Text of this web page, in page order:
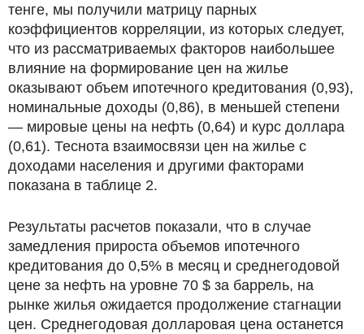
тенге, мы получили матрицу парных
коэффициентов корреляции, из которых следует,
что из рассматриваемых факторов наибольшее
влияние на формирование цен на жилье
оказывают объем ипотечного кредитования (0,93),
номинальные доходы (0,86), в меньшей степени
— мировые цены на нефть (0,64) и курс доллара
(0,61). Теснота взаимосвязи цен на жилье с
доходами населения и другими факторами
показана в таблице 2.
Результаты расчетов показали, что в случае
замедления прироста объемов ипотечного
кредитования до 0,5% в месяц и среднегодовой
цене за нефть на уровне 70 $ за баррель, на
рынке жилья ожидается продолжение стагнации
цен. Среднегодовая долларовая цена останется